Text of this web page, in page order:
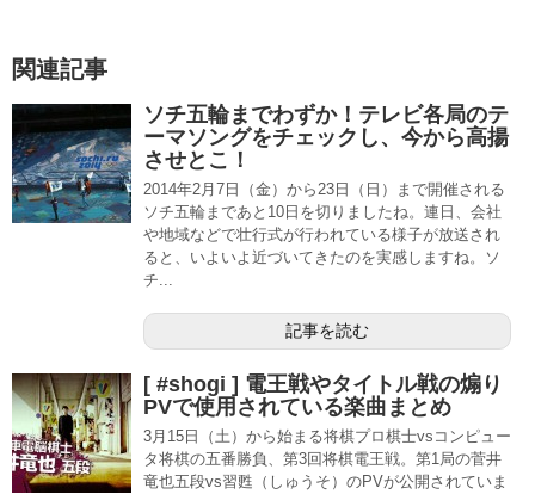
関連記事
ソチ五輪までわずか！テレビ各局のテ
ーマソングをチェックし、今から高揚
させとこ！
2014年2月7日（金）から23日（日）まで開催される
ソチ五輪まであと10日を切りましたね。連日、会社
や地域などで壮行式が行われている様子が放送され
ると、いよいよ近づいてきたのを実感しますね。ソ
チ...
記事を読む
[ #shogi ] 電王戦やタイトル戦の煽り
PVで使用されている楽曲まとめ
3月15日（土）から始まる将棋プロ棋士vsコンピュー
タ将棋の五番勝負、第3回将棋電王戦。第1局の菅井
竜也五段vs習甦（しゅうそ）のPVが公開されていま